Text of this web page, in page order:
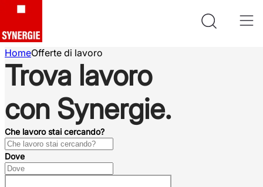
HomeOfferte di lavoro
Trova lavoro
con Synergie.
Che lavoro stai cercando?
Dove